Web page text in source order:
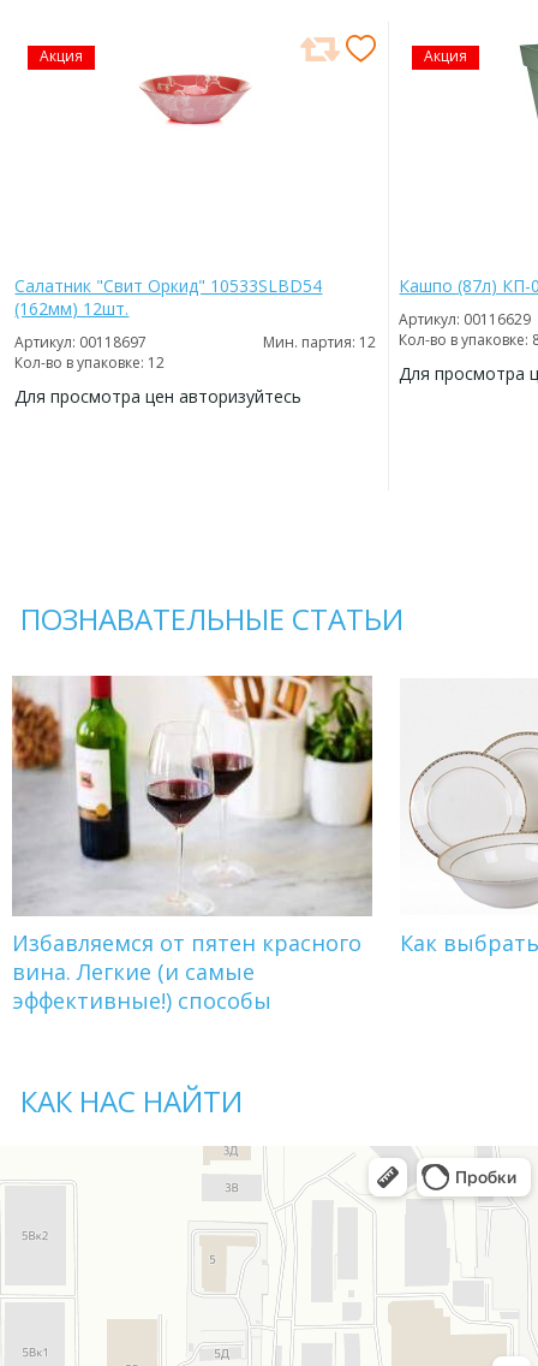
Акция
Салатник "Свит Оркид" 10533SLBD54
(162мм) 12шт.
Артикул: 00118697
Мин. партия: 12
Кол-во в упаковке: 12
Для просмотра цен авторизуйтесь
Акция
Кашпо (87л) КП-
Артикул: 00116629
Кол-во в упаковке:
Для просмотра
ПОЗНАВАТЕЛЬНЫЕ СТАТЬИ
Избавляемся от пятен красного
вина. Легкие (и самые
эффективные!) способы
Как
КАК НАС НАЙТИ